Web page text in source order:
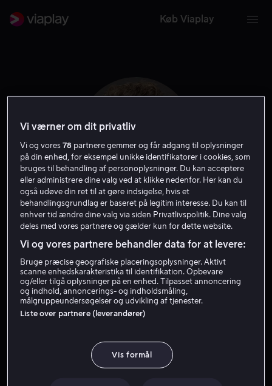
Køb Viaplay
Joe Hurst
Skuespiller
Vi værner om dit privatliv
Vi og vores78 partnere gemmer og får adgang til oplysninger
på din enhed, for eksempel unikke identifikatorer i cookies, som
bruges til behandling af personoplysninger. Du kan acceptere
eller administrere dine valg ved at klikke nedenfor. Her kan du
også udøve din ret til at gøre indsigelse, hvis et
behandlingsgrundlag er baseret på legitim interesse. Du kan til
enhver tid ændre dine valg via siden Privatlivspolitik. Dine valg
deles med vores partnere og gælder kun for dette website.
Vi og vores partnere behandler data for at levere:
Bruge præcise geografiske placeringsoplysninger. Aktivt
scanne enhedskarakteristika til identifikation. Opbevare
og/eller tilgå oplysninger på en enhed. Tilpasset annoncering
og indhold, annoncerings- og indholdsmåling,
målgruppeundersøgelser og udvikling af tjenester.
Liste over partnere (leverandører)
Vis formål